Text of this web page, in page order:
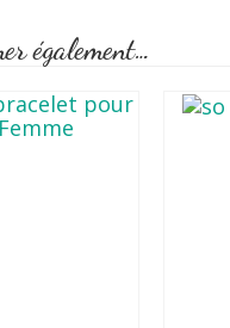
également…